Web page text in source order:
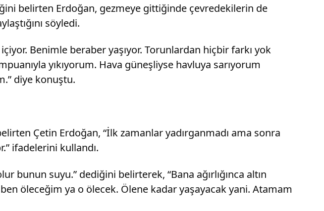
belirten Erdoğan, gezmeye gittiğinde çevredekilerin de
söyledi.
Benimle beraber yaşıyor. Torunlardan hiçbir farkı yok
yıkıyorum. Hava güneşliyse havluya sarıyorum
diye konuştu.
Çetin Erdoğan, “İlk zamanlar yadırganmadı ama sonra
ifadelerini kullandı.
bunun suyu.” dediğini belirterek, “Bana ağırlığınca altın
öleceğim ya o ölecek. Ölene kadar yaşayacak yani. Atamam